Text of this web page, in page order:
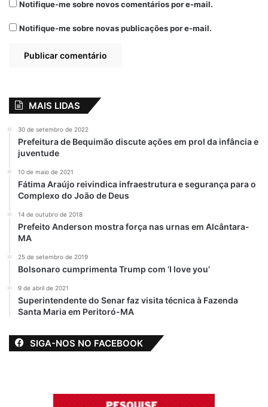
Notifique-me sobre novos comentários por e-mail.
Notifique-me sobre novas publicações por e-mail.
MAIS LIDAS
30 de setembro de 2022
Prefeitura de Bequimão discute ações em prol da infância e
juventude
10 de maio de 2021
Fátima Araújo reivindica infraestrutura e segurança para o
Complexo do João de Deus
14 de outubro de 2018
Prefeito Anderson mostra força nas urnas em Alcântara-
MA
25 de setembro de 2019
Bolsonaro cumprimenta Trump com ‘I love you’
9 de abril de 2021
Superintendente do Senar faz visita técnica à Fazenda
Santa Maria em Peritoró-MA
SIGA-NOS NO FACEBOOK